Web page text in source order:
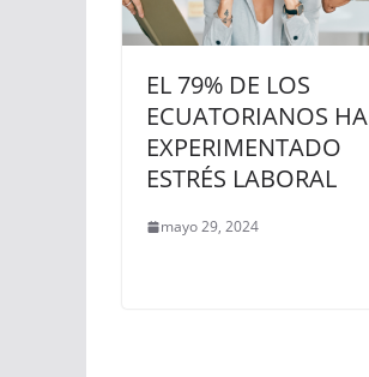
EL 79% DE LOS
ECUATORIANOS HA
EXPERIMENTADO
ESTRÉS LABORAL
mayo 29, 2024